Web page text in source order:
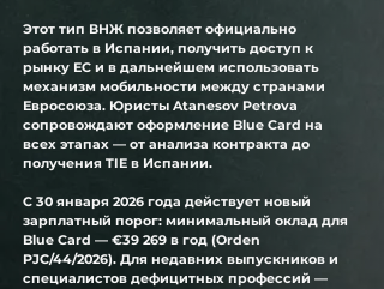
Этот тип ВНЖ позволяет официально
работать в Испании, получить доступ к
рынку ЕС и в дальнейшем использовать
механизм мобильности между странами
Евросоюза. Юристы Atanesov Petrova
сопровождают оформление Blue Card на
всех этапах — от анализа контракта до
получения TIE в Испании.
С 30 января 2026 года действует новый
зарплатный порог: минимальный оклад для
Blue Card — €39 269 в год (Orden
PJC/44/2026). Для недавних выпускников и
специалистов дефицитных профессий —